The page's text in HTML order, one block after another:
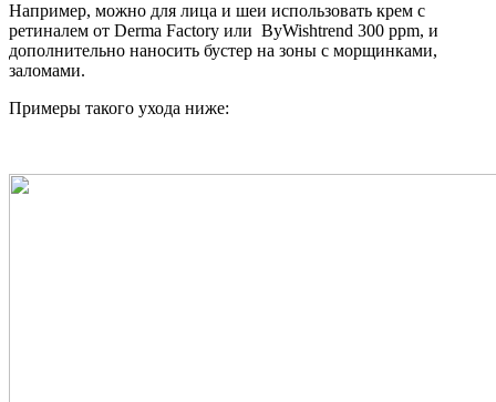
Например, можно для лица и шеи использовать крем с
ретиналем от Derma Factory или ByWishtrend 300 ppm, и
дополнительно наносить бустер на зоны с морщинками,
заломами.
Примеры такого ухода ниже: